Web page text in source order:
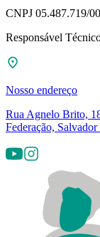
CNPJ 05.487.719/
Responsável
Nosso endereço
Rua Agnelo Brito,
Federação,